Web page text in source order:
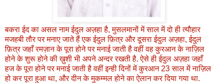
बकरा ईद का असल नाम ईदुल अज़हा है, मुसलमानों में साल में दो ही त्यौहार
मजहबी तौर पर मनाए जाते हैं एक ईदुल फ़ित्र और दूसरा ईदुल अज़हा, ईदुल
फ़ित्र जहाँ रमज़ान के पूरा होने पर मनाई जाती है वहीं वह कुरआन के नाज़िल
होने के शुरू होने की ख़ुशी भी अपने अन्दर रखती है. ऐसे ही ईदुल अज़हा जहाँ
हज के पूरा होने पर मनाई जाती है वहीं इन्ही दिनों में कुरआन 23 साल में नाज़िल
हो कर पूरा हुआ था, और दीन के मुकम्मल होने का ऐलान कर दिया गया था.